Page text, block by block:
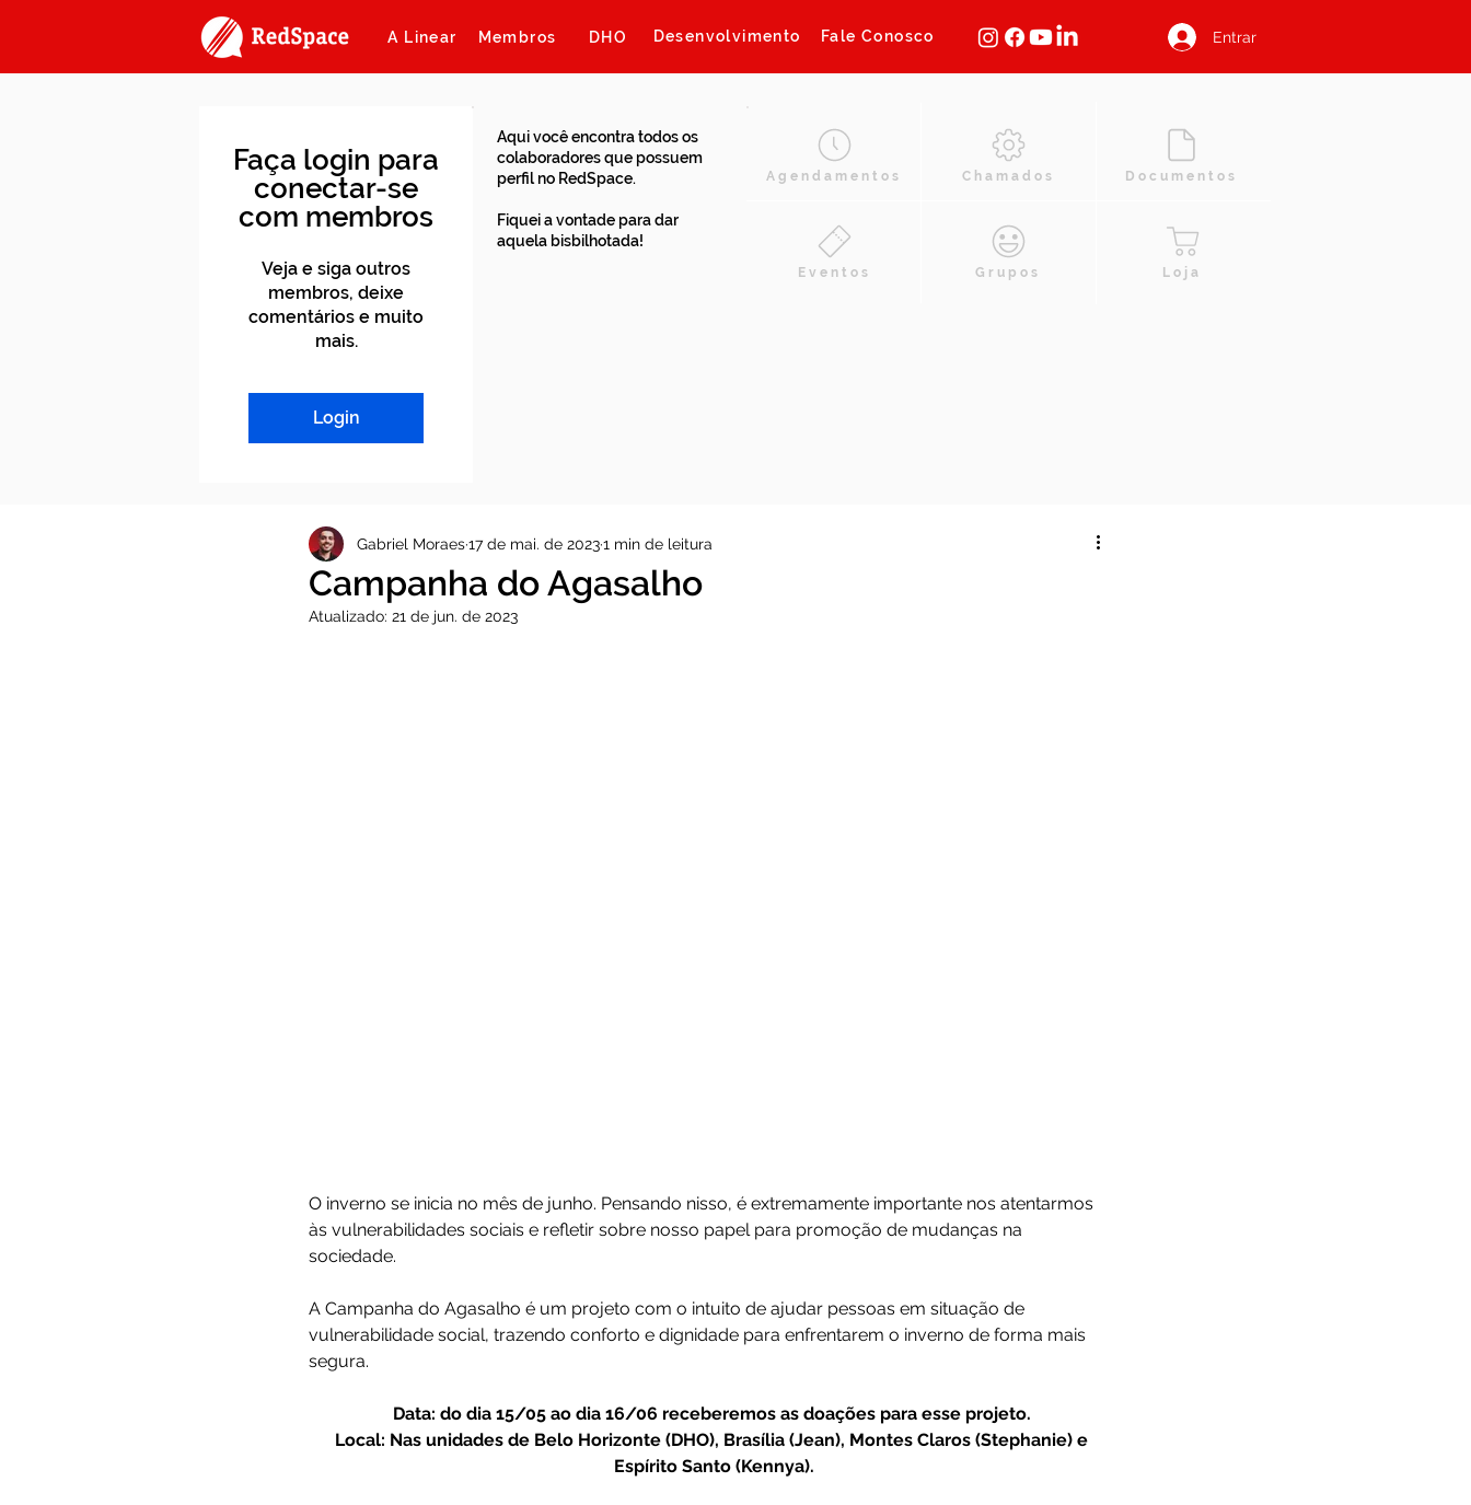
A Linear Membros DHO Desenvolvimento Fale Conosco Entrar
Faça login para
conectar-se
com membros
Veja e siga outros
membros, deixe
comentários e muito
mais.
Login
Aqui você encontra todos os
colaboradores que possuem
perfil no RedSpace.
Fiquei a vontade para dar
aquela bisbilhotada!
Agendamentos Chamados Documentos
Eventos Grupos Loja
Campanha do Agasalho
Gabriel Moraes17 de mai. de 20231 min de leitura
Atualizado: 21 de jun. de 2023
O inverno se inicia no mês de junho. Pensando nisso, é extremamente importante nos atentarmos
às vulnerabilidades sociais e refletir sobre nosso papel para promoção de mudanças na
A Campanha do Agasalho é um projeto com o intuito de ajudar pessoas em situação de
vulnerabilidade social, trazendo conforto e dignidade para enfrentarem o inverno de forma mais
Data: do dia 15/05 ao dia 16/06 receberemos as doações para esse projeto.
Local: Nas unidades de Belo Horizonte (DHO), Brasília (Jean), Montes Claros (Stephanie) e
Espírito Santo (Kennya).